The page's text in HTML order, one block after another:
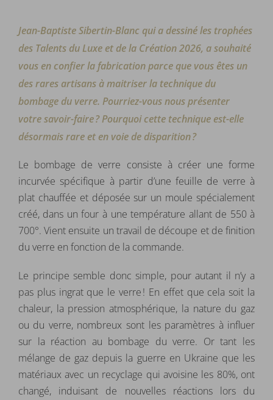
Jean-Baptiste Sibertin-Blanc qui a dessiné les trophées
des Talents du Luxe et de la Création 2026, a souhaité
vous en confier la fabrication parce que vous êtes un
des rares artisans à maitriser la technique du
bombage du verre. Pourriez-vous nous présenter
votre savoir-faire ? Pourquoi cette technique est-elle
désormais rare et en voie de disparition ?
Le bombage de verre consiste à créer une forme
incurvée spécifique à partir d’une feuille de verre à
plat chauffée et déposée sur un moule spécialement
créé, dans un four à une température allant de 550 à
700°. Vient ensuite un travail de découpe et de finition
du verre en fonction de la commande.
Le principe semble donc simple, pour autant il n’y a
pas plus ingrat que le verre ! En effet que cela soit la
chaleur, la pression atmosphérique, la nature du gaz
ou du verre, nombreux sont les paramètres à influer
sur la réaction au bombage du verre. Or tant les
mélange de gaz depuis la guerre en Ukraine que les
matériaux avec un recyclage qui avoisine les 80%, ont
changé, induisant de nouvelles réactions lors du